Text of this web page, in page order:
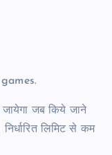
जायेगा जब किये जाने
निर्धारित लिमिट से कम